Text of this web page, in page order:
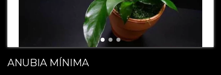
ANUBIA MÍNIMA